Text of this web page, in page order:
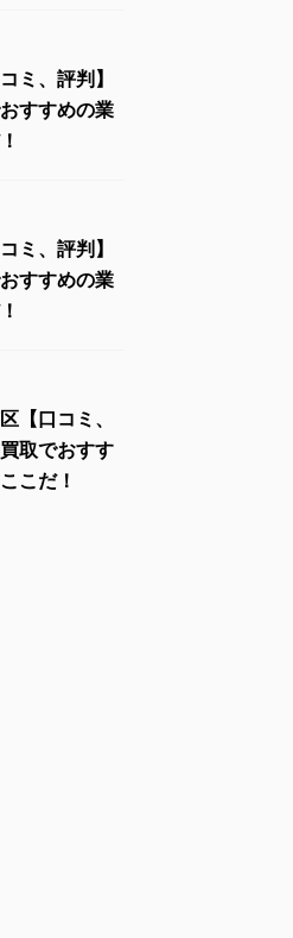
ミ、評判】
すすめの業
ミ、評判】
すすめの業
【口コミ、
取でおすす
こだ！